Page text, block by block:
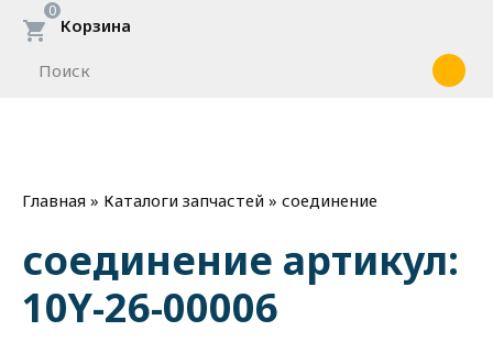
Корзина
0
Главная » Каталоги запчастей » соединение
соединение артикул:
10Y-26-00006